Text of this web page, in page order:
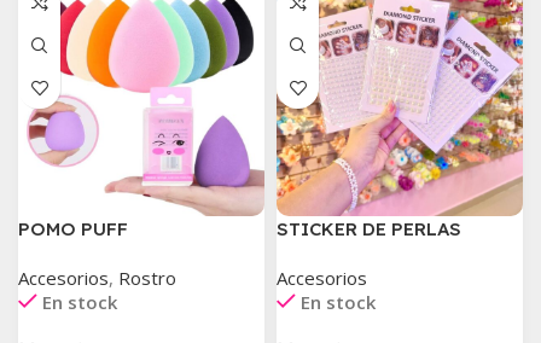
POMO PUFF
Accesorios, Rostro
En stock
STICKER DE PERLAS
Accesorios
En stock